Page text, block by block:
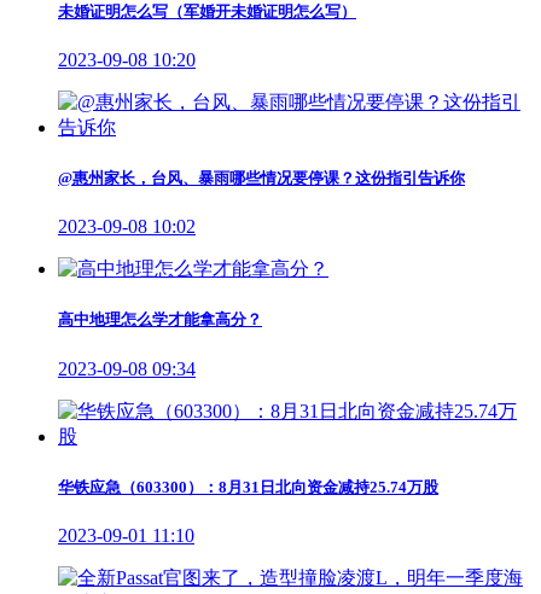
未婚证明怎么写（军婚开未婚证明怎么写）
2023-09-08 10:20
@惠州家长，台风、暴雨哪些情况要停课？这份指引告诉你
2023-09-08 10:02
高中地理怎么学才能拿高分？
2023-09-08 09:34
华铁应急（603300）：8月31日北向资金减持25.74万股
2023-09-01 11:10